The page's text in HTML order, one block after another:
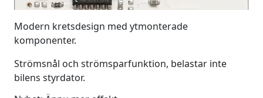
Modern kretsdesign med ytmonterade
komponenter.
Strömsnål och strömsparfunktion, belastar inte
bilens styrdator.